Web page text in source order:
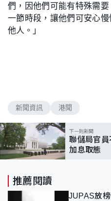
們，因他們可能有特殊需
一節時段，讓他們可安心
他人。」
新聞資訊 港聞
下一則新聞
聯儲局官
加息取態
推薦閱讀
JUPAS放